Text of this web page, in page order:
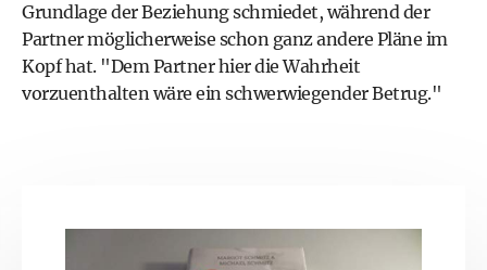
Grundlage der Beziehung schmiedet, während der
Partner möglicherweise schon ganz andere Pläne im
Kopf hat. "Dem Partner hier die Wahrheit
vorzuenthalten wäre ein schwerwiegender Betrug."